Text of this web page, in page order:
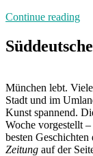
Continue reading
bis
mit
München lebt.
Stadt und im
Kunst spannend.
Woche vorgestellt
besten
Zeitung auf der